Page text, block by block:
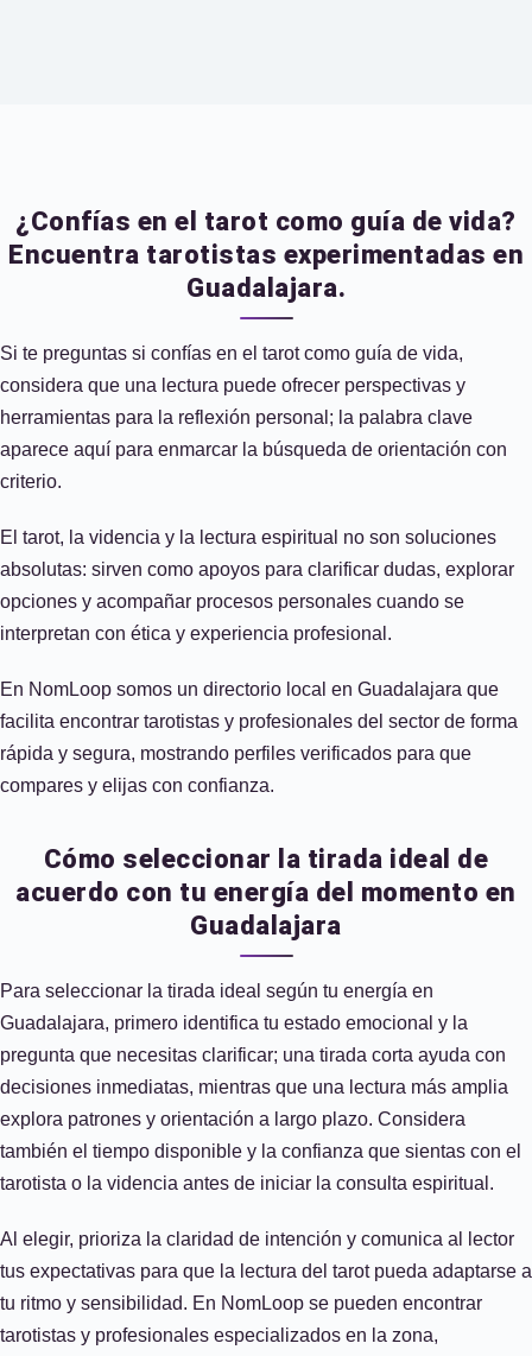
¿Confías en el tarot como guía de vida?
Encuentra tarotistas experimentadas en
Guadalajara.
Si te preguntas si confías en el tarot como guía de vida,
considera que una lectura puede ofrecer perspectivas y
herramientas para la reflexión personal; la palabra clave
aparece aquí para enmarcar la búsqueda de orientación con
criterio.
El tarot, la videncia y la lectura espiritual no son soluciones
absolutas: sirven como apoyos para clarificar dudas, explorar
opciones y acompañar procesos personales cuando se
interpretan con ética y experiencia profesional.
En NomLoop somos un directorio local en Guadalajara que
facilita encontrar tarotistas y profesionales del sector de forma
rápida y segura, mostrando perfiles verificados para que
compares y elijas con confianza.
Cómo seleccionar la tirada ideal de
acuerdo con tu energía del momento en
Guadalajara
Para seleccionar la tirada ideal según tu energía en
Guadalajara, primero identifica tu estado emocional y la
pregunta que necesitas clarificar; una tirada corta ayuda con
decisiones inmediatas, mientras que una lectura más amplia
explora patrones y orientación a largo plazo. Considera
también el tiempo disponible y la confianza que sientas con el
tarotista o la videncia antes de iniciar la consulta espiritual.
Al elegir, prioriza la claridad de intención y comunica al lector
tus expectativas para que la lectura del tarot pueda adaptarse a
tu ritmo y sensibilidad. En NomLoop se pueden encontrar
tarotistas y profesionales especializados en la zona,